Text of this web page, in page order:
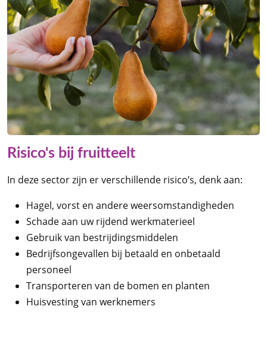
Risico's bij fruitteelt
In deze sector zijn er verschillende risico’s, denk aan:
Hagel, vorst en andere weersomstandigheden
Schade aan uw rijdend werkmaterieel
Gebruik van bestrijdingsmiddelen
Bedrijfsongevallen bij betaald en onbetaald
personeel
Transporteren van de bomen en planten
Huisvesting van werknemers